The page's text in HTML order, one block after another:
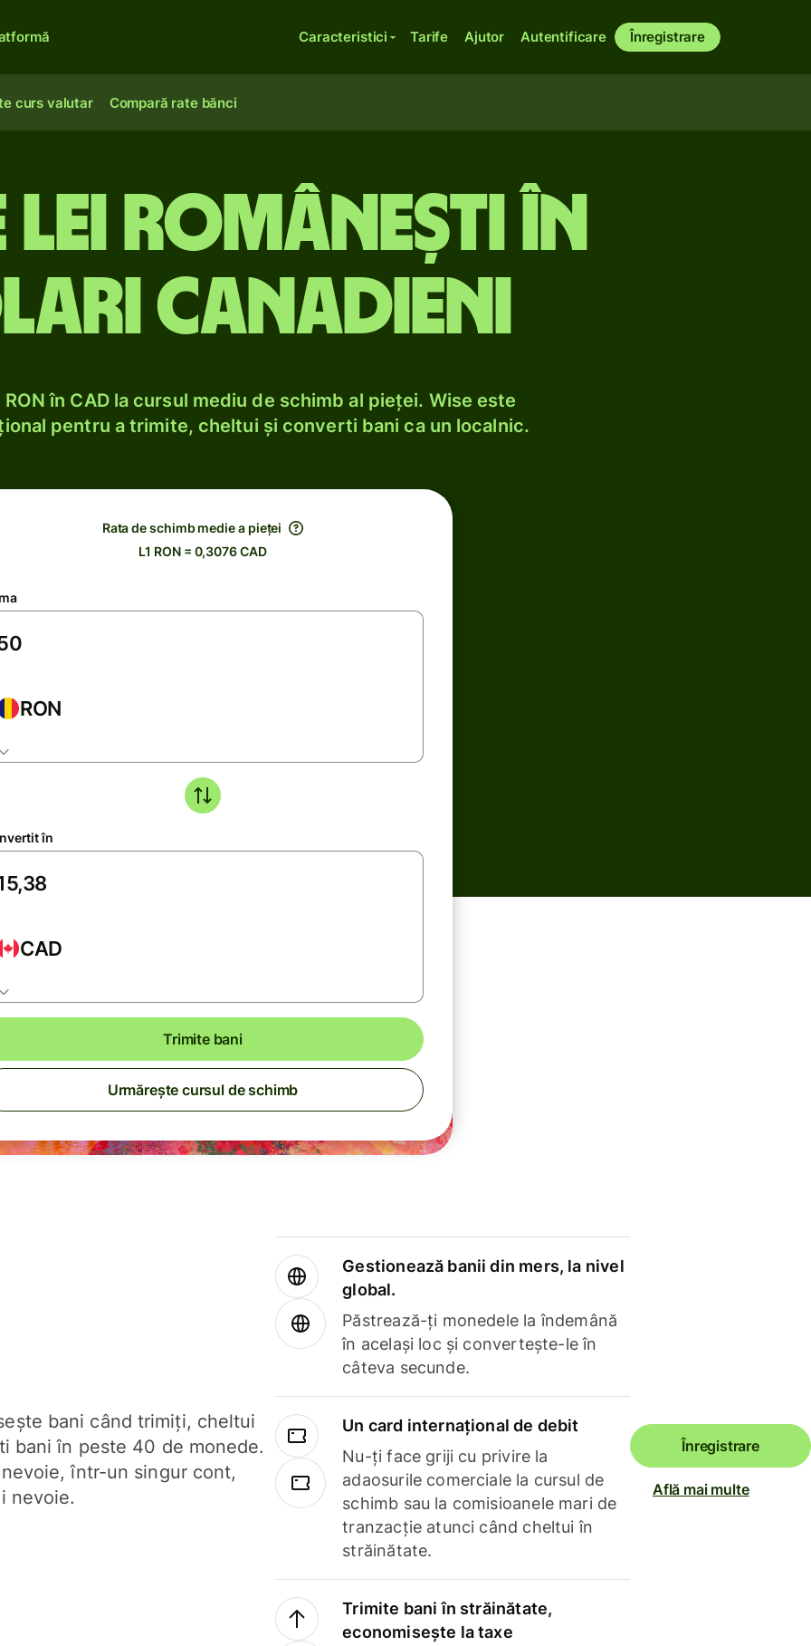
Caracteristici Tarife Ajutor Autentificare Înregistrare
curs valutar Compară rate bănci
lei românești în
canadieni
în CAD la cursul mediu de schimb al pieței. Wise este
pentru a trimite, cheltui și converti bani ca un localnic.
Rata de schimb medie a pieței
L1 RON = 0,3076 CAD
RON
în
CAD
Trimite bani
Urmărește cursul de schimb
bani când trimiți, cheltui
bani în peste 40 de monede.
într-un singur cont,
nevoie.
Gestionează banii din mers, la nivel
global.
Păstrează-ți monedele la îndemână
în același loc și convertește-le în
câteva secunde.
Un card internațional de debit
Nu-ți face griji cu privire la
adaosurile comerciale la cursul de
schimb sau la comisioanele mari de
tranzacție atunci când cheltui în
străinătate.
Trimite bani în străinătate,
economisește la taxe
Înregistrare
Află mai multe